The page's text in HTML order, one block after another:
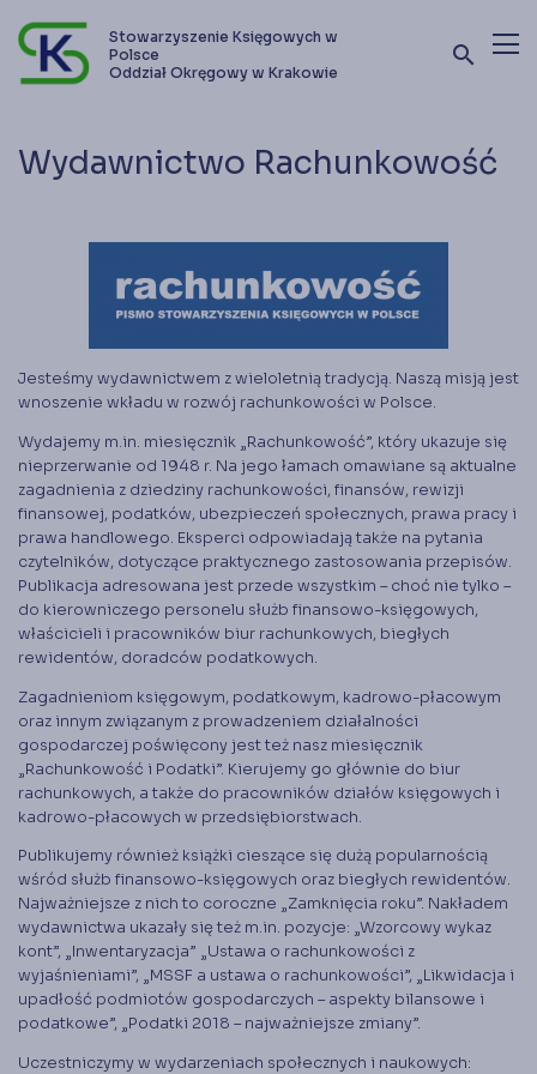
Stowarzyszenie Księgowych w
Polsce
Oddział Okręgowy w Krakowie
search
Stowarzyszenie
Kontakt
Zostań członkiem SKwP
Księgarnia
Panel członka
Stowarzyszenie Księgowych
w Polsce jest od 1989 r. członkiem
Wydawnictwo Rachunkowość
Jesteśmy wydawnictwem z wieloletnią tradycją. Naszą misją jest
wnoszenie wkładu w rozwój rachunkowości w Polsce.
Wydajemy m.in. miesięcznik „Rachunkowość”, który ukazuje się
nieprzerwanie od 1948 r. Na jego łamach omawiane są aktualne
zagadnienia z dziedziny rachunkowości, finansów, rewizji
finansowej, podatków, ubezpieczeń społecznych, prawa pracy i
prawa handlowego. Eksperci odpowiadają także na pytania
czytelników, dotyczące praktycznego zastosowania przepisów.
Publikacja adresowana jest przede wszystkim – choć nie tylko –
do kierowniczego personelu służb finansowo-księgowych,
właścicieli i pracowników biur rachunkowych, biegłych
rewidentów, doradców podatkowych.
Zagadnieniom księgowym, podatkowym, kadrowo-płacowym
oraz innym związanym z prowadzeniem działalności
gospodarczej poświęcony jest też nasz miesięcznik
„Rachunkowość i Podatki”. Kierujemy go głównie do biur
rachunkowych, a także do pracowników działów księgowych i
kadrowo-płacowych w przedsiębiorstwach.
Publikujemy również książki cieszące się dużą popularnością
wśród służb finansowo-księgowych oraz biegłych rewidentów.
Najważniejsze z nich to coroczne „Zamknięcia roku”. Nakładem
wydawnictwa ukazały się też m.in. pozycje: „Wzorcowy wykaz
kont”, „Inwentaryzacja” „Ustawa o rachunkowości z
wyjaśnieniami”, „MSSF a ustawa o rachunkowości”, „Likwidacja i
upadłość podmiotów gospodarczych – aspekty bilansowe i
podatkowe”, „Podatki 2018 – najważniejsze zmiany”.
Uczestniczymy w wydarzeniach społecznych i naukowych: